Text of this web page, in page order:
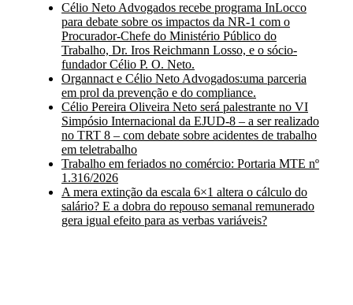
Célio Neto Advogados recebe programa InLocco
para debate sobre os impactos da NR-1 com o
Procurador-Chefe do Ministério Público do
Trabalho, Dr. Iros Reichmann Losso, e o sócio-
fundador Célio P. O. Neto.
Organnact e Célio Neto Advogados:uma parceria
em prol da prevenção e do compliance.
Célio Pereira Oliveira Neto será palestrante no VI
Simpósio Internacional da EJUD-8 – a ser realizado
no TRT 8 – com debate sobre acidentes de trabalho
em teletrabalho
Trabalho em feriados no comércio: Portaria MTE nº
1.316/2026
A mera extinção da escala 6×1 altera o cálculo do
salário? E a dobra do repouso semanal remunerado
gera igual efeito para as verbas variáveis?